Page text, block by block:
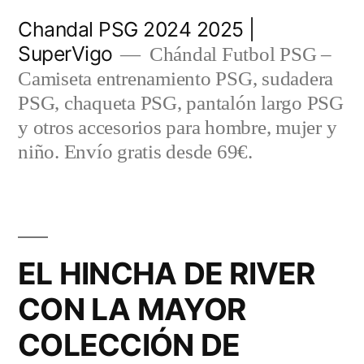
contenido
Chandal PSG 2024 2025 |
SuperVigo
Chándal Futbol PSG –
Camiseta entrenamiento PSG, sudadera
PSG, chaqueta PSG, pantalón largo PSG
y otros accesorios para hombre, mujer y
niño. Envío gratis desde 69€.
EL HINCHA DE RIVER
CON LA MAYOR
COLECCIÓN DE